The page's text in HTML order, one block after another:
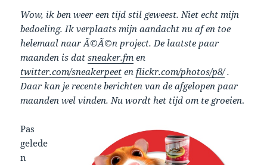
Wow, ik ben weer een tijd stil geweest. Niet echt mijn
bedoeling. Ik verplaats mijn aandacht nu af en toe
helemaal naar Ã©Ã©n project. De laatste paar
maanden is datsneaker.fm en
twitter.com/sneakerpeet enflickr.com/photos/p8/.
Daar kan je recente berichten van de afgelopen paar
maanden wel vinden. Nu wordt het tijd om te groeien.
Pas
gelede
n